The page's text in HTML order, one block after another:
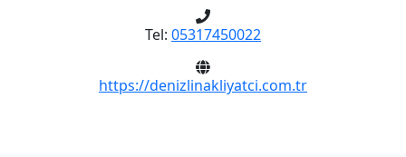
Tel: 05317450022
https://denizlinakliyatci.com.tr